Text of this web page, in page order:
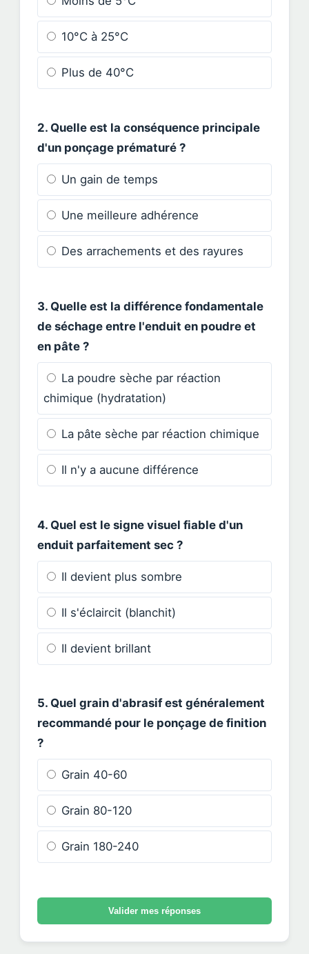
10°C à 25°C
Plus de 40°C
2. Quelle est la conséquence principale
d'un ponçage prématuré ?
Un gain de temps
Une meilleure adhérence
Des arrachements et des rayures
3. Quelle est la différence fondamentale
de séchage entre l'enduit en poudre et
en pâte ?
La poudre sèche par réaction
chimique (hydratation)
La pâte sèche par réaction chimique
Il n'y a aucune différence
4. Quel est le signe visuel fiable d'un
enduit parfaitement sec ?
Il devient plus sombre
Il s'éclaircit (blanchit)
Il devient brillant
5. Quel grain d'abrasif est généralement
recommandé pour le ponçage de finition
?
Grain 40-60
Grain 80-120
Grain 180-240
Valider mes réponses